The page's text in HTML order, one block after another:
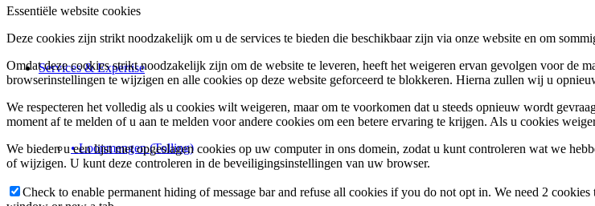
Services & Expertise
• Loonmengen (Tolling)
Essentiële website cookies
Deze cookies zijn strikt noodzakelijk om u de services te bieden die beschikbaar zijn via onze website en om
Omdat deze cookies strikt noodzakelijk zijn om de website te leveren, heeft het weigeren ervan gevolgen voor
browserinstellingen te wijzigen en alle cookies op deze website geforceerd te blokkeren. Hierna zullen wij u
We respecteren het volledig als u cookies wilt weigeren, maar om te voorkomen dat u steeds opnieuw wordt
moment af te melden of u aan te melden voor andere cookies om een ​​betere ervaring te krijgen. Als u cookies
We bieden u een lijst met opgeslagen cookies op uw computer in ons domein, zodat u kunt controleren wat we
of wijzigen. U kunt deze controleren in de beveiligingsinstellingen van uw browser.
Check to enable permanent hiding of message bar and refuse all cookies if you do not opt in. We need 2